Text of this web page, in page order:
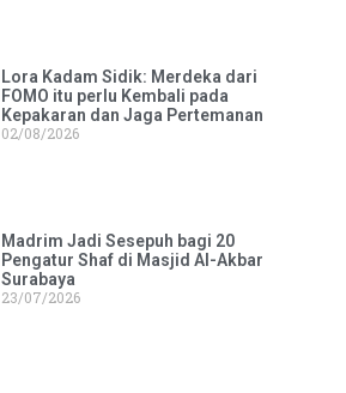
Lora Kadam Sidik: Merdeka dari
FOMO itu perlu Kembali pada
Kepakaran dan Jaga Pertemanan
02/08/2026
Madrim Jadi Sesepuh bagi 20
Pengatur Shaf di Masjid Al-Akbar
Surabaya
23/07/2026